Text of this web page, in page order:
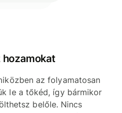
hozamokat
az folyamatosan
le a tőkéd, így bármikor
belőle. Nincs